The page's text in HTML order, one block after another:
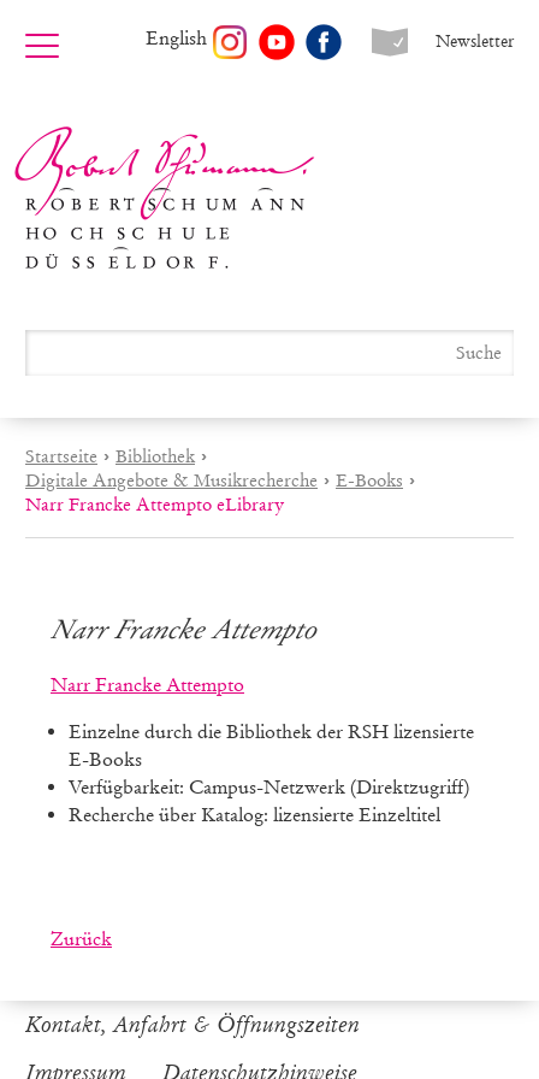
Newsletter
English
Startseite › Bibliothek ›
Digitale Angebote & Musikrecherche › E-Books ›
Narr Francke Attempto eLibrary
Narr Francke Attempto
Narr Francke Attempto
Einzelne durch die Bibliothek der RSH lizensierte
E-Books
Verfügbarkeit: Campus-Netzwerk (Direktzugriff)
Recherche über Katalog: lizensierte Einzeltitel
Zurück
Kontakt, Anfahrt & Öffnungszeiten
Impressum
Datenschutzhinweise